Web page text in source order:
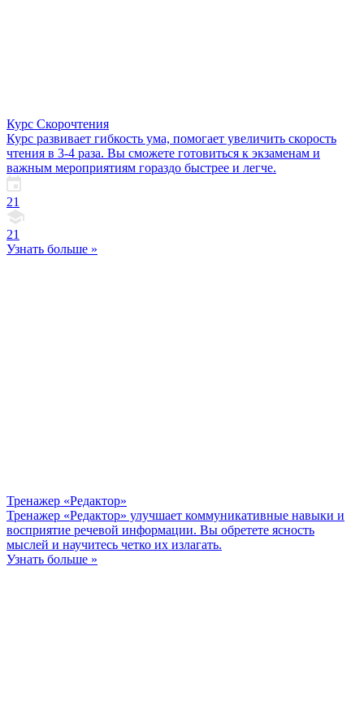
Курс Скорочтения
Курс развивает гибкость ума, помогает увеличить скорость
чтения в 3-4 раза. Вы сможете готовиться к экзаменам и
важным мероприятиям гораздо быстрее и легче.
21
21
Узнать больше »
Тренажер «Редактор»
Тренажер «Редактор» улучшает коммуникативные навыки и
восприятие речевой информации. Вы обретете ясность
мыслей и научитесь четко их излагать.
Узнать больше »